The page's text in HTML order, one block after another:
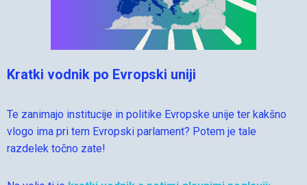
Kratki vodnik po Evropski uniji
Te zanimajo institucije in politike Evropske unije ter kakšno
vlogo ima pri tem Evropski parlament? Potem je tale
razdelek točno zate!